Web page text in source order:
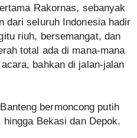
Rakornas, sebanyak
dari seluruh Indonesia hadir
riuh, bersemangat, dan
total ada di mana-mana
bahkan di jalan-jalan
bermoncong putih
Bekasi dan Depok.